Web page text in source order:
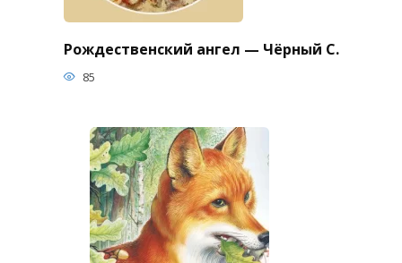
Рождественский ангел — Чёрный С.
85